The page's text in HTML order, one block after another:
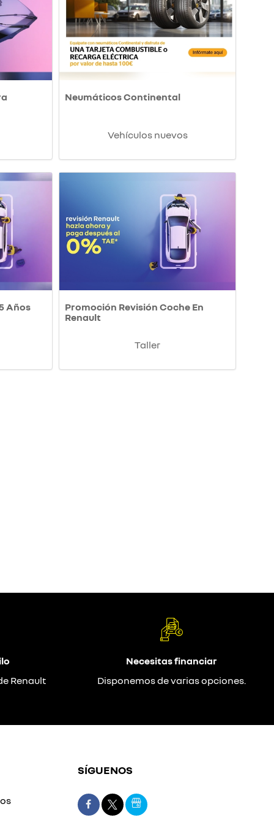
Neumáticos Continental
Vehículos nuevos
Años
Promoción Revisión Coche En
Renault
Taller
Renault
Necesitas financiar
Disponemos de varias opciones.
SÍGUENOS